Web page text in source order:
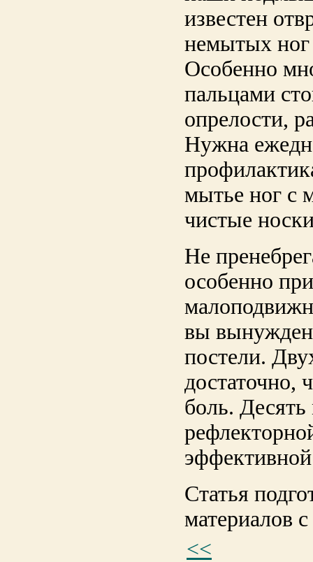
известен
немытых ног
Особенно
пальцами
опрелости,
Нужна
мытье ног с
чистые
Не
особенно
вы
постели.
достаточно,
боль.
Статья
материалов
<<